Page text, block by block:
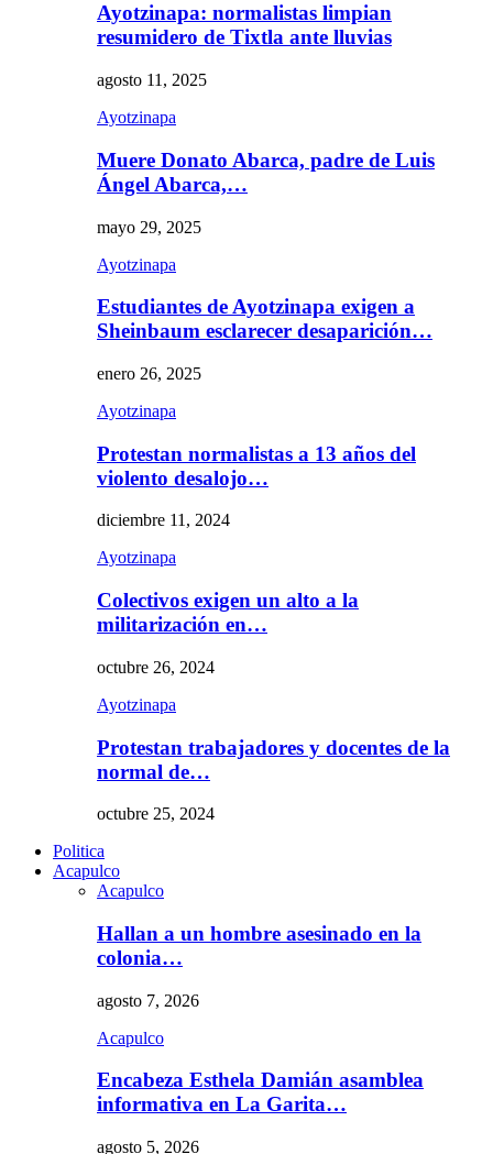
Ayotzinapa: normalistas limpian
resumidero de Tixtla ante lluvias
agosto 11, 2025
Ayotzinapa
Muere Donato Abarca, padre de Luis
Ángel Abarca,…
mayo 29, 2025
Ayotzinapa
Estudiantes de Ayotzinapa exigen a
Sheinbaum esclarecer desaparición…
enero 26, 2025
Ayotzinapa
Protestan normalistas a 13 años del
violento desalojo…
diciembre 11, 2024
Ayotzinapa
Colectivos exigen un alto a la
militarización en…
octubre 26, 2024
Ayotzinapa
Protestan trabajadores y docentes de la
normal de…
octubre 25, 2024
Politica
Acapulco
Acapulco
Hallan a un hombre asesinado en la
colonia…
agosto 7, 2026
Acapulco
Encabeza Esthela Damián asamblea
informativa en La Garita…
agosto 5, 2026